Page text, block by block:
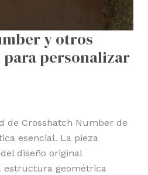
y otros
personalizar
de Crosshatch Number de
esencial. La pieza
diseño original
estructura geométrica